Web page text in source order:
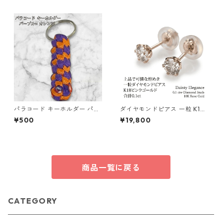
パラコード キーホルダー パー
プル オレンジ 編み込み s19
¥500
ダイヤモンドピアス 一粒 K18
ピンクゴールド 合計0.1ct ス
タッドピアス おしゃれ シンプ
¥19,800
商品一覧に戻る
CATEGORY